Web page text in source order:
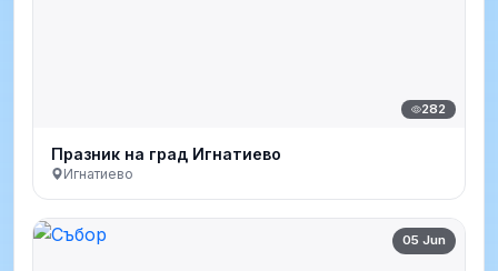
282
Празник на град Игнатиево
Игнатиево
05 Jun